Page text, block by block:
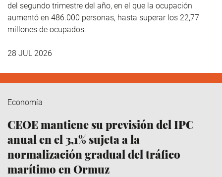
del segundo trimestre del año, en el que la ocupación
aumentó en 486.000 personas, hasta superar los 22,77
millones de ocupados.
28 JUL 2026
Economía
CEOE mantiene su previsión del IPC
anual en el 3,1% sujeta a la
normalización gradual del tráfico
marítimo en Ormuz